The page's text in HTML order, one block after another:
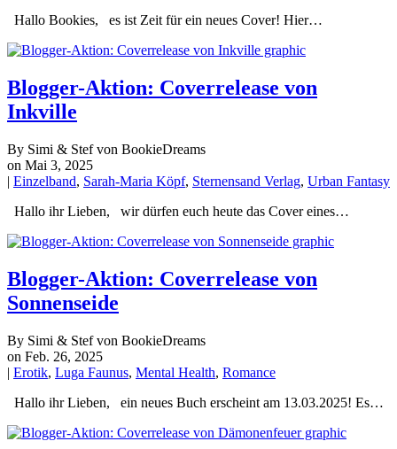
Hallo Bookies, es ist Zeit für ein neues Cover! Hier…
Blogger-Aktion: Coverrelease von
Inkville
By Simi & Stef von BookieDreams
on Mai 3, 2025
| Einzelband, Sarah-Maria Köpf, Sternensand Verlag, Urban Fantasy
Hallo ihr Lieben, wir dürfen euch heute das Cover eines…
Blogger-Aktion: Coverrelease von
Sonnenseide
By Simi & Stef von BookieDreams
on Feb. 26, 2025
| Erotik, Luga Faunus, Mental Health, Romance
Hallo ihr Lieben, ein neues Buch erscheint am 13.03.2025! Es…